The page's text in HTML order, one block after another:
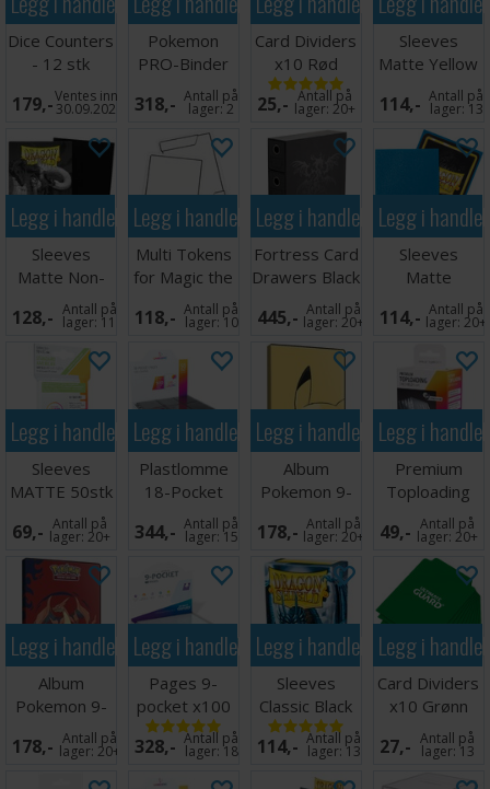
Dice Counters
- 12 stk
(Rød/Grønn)
179,-Ventes inn
30.09.2026
Pokemon
PRO-Binder
9-Pocket
Mega Chariza
318,- Antall på
lager:2
Card Dividers
x10 Rød
25,- Antall på
lager:20+
Sleeves
Matte Yellow
x100 66x91
114,- Antall på
lager: 13
Legg i handlekurven
Sleeves
Matte Non-
Glare Black
128,- Antall på
lager: 11
Legg i handlekurven
Multi Tokens
for Magic the
Gathering
118,- Antall på
lager: 10
Legg i handlekurven
Fortress Card
Drawers Black
445,- Antall på
lager:20+
Legg i
Sleeves
Matte
Sapphire x100
66x91
114,- Antall på
lager:20+
Legg i handlekurven
Sleeves
MATTE 50stk
59x91mm
69,- Antall på
lager:20+
Legg i handlekurven
Plastlomme
18-Pocket
Side Load
Svart x50
344,- Antall på
lager: 15
Legg i handlekurven
Album
Pokemon 9-
Pocket
Pikachu
178,- Antall på
lager:20+
Legg i
Premium
Toploading
Exoshields -
25 stk
49,- Antall på
lager:20+
Legg i handlekurven
Album
Pokemon 9-
Pocket Mega
Charizard XY
178,- Antall på
lager: 20+
Legg i handlekurven
Pages 9-
pocket x100
Klar
328,- Antall på
lager: 18
Legg i handlekurven
Sleeves
Classic Black
x100 - 63x88
m/box
114,- Antall på
lager: 13
Legg i
Card Dividers
x10 Grønn
27,- Antall på
lager: 13